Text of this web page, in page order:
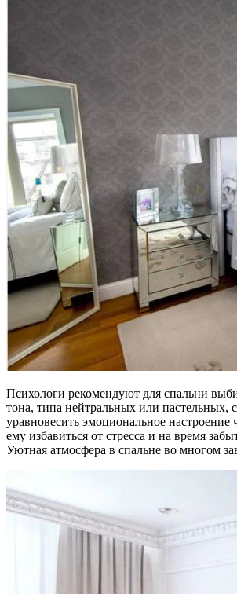
Психологи рекомендуют для спальни
тона, типа нейтральных или пастельных,
уравновесить эмоциональное настроение
ему избавиться от стресса и на время
Уютная атмосфера в спальне во многом